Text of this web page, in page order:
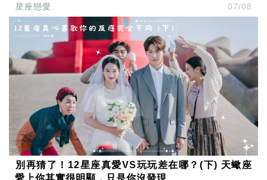
星座戀愛 07/08
別再猜了！12星座真愛VS玩玩差在哪？(下) 天蠍座